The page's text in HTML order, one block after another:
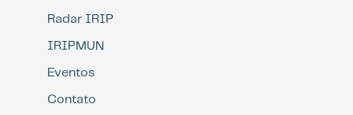
Radar IRIP
IRIPMUN
Eventos
Contato